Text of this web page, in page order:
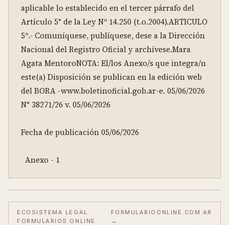
aplicable lo establecido en el tercer párrafo del
Artículo 5° de la Ley Nº 14.250 (t.o.2004).ARTICULO
5º.- Comuníquese, publíquese, dese a la Dirección
Nacional del Registro Oficial y archívese.Mara
Agata MentoroNOTA: El/los Anexo/s que integra/n
este(a) Disposición se publican en la edición web
del BORA -www.boletinoficial.gob.ar-e. 05/06/2026
N° 38271/26 v. 05/06/2026
Fecha de publicación 05/06/2026
Anexo - 1
ECOSISTEMA LEGAL ·
FORMULARIOS ONLINE
FORMULARIOONLINE.COM.AR
→